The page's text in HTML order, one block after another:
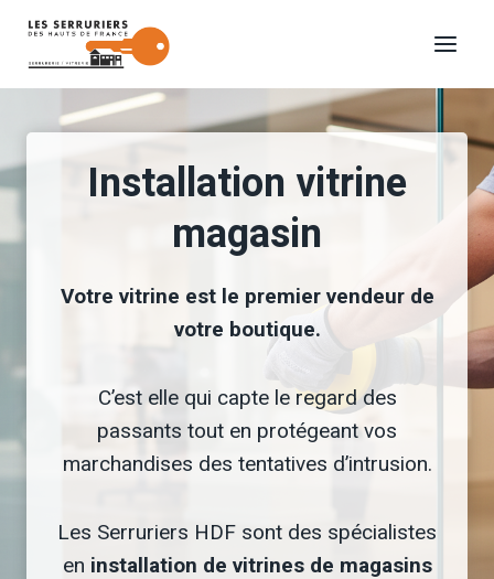
Aller
Installation vitrine
magasin
Votre vitrine est le premier vendeur de
votre boutique.
C’est elle qui capte le regard des
passants tout en protégeant vos
marchandises des tentatives d’intrusion.
Les Serruriers HDF sont des spécialistes
en installation de vitrines de magasins